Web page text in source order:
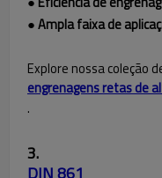
● Ampla faixa de
Explore nossa coleção
engrenagens retas de
.
3.